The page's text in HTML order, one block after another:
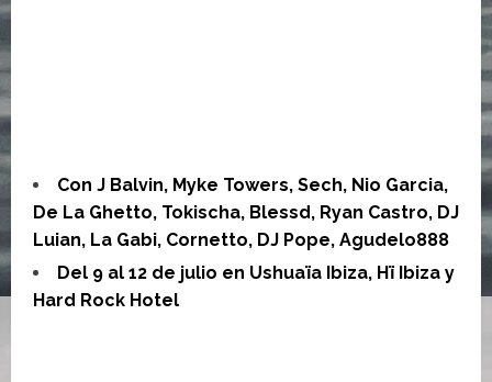
Con J Balvin, Myke Towers, Sech, Nio Garcia,
De La Ghetto, Tokischa, Blessd, Ryan Castro, DJ
Luian, La Gabi, Cornetto, DJ Pope, Agudelo888
Del 9 al 12 de julio en Ushuaïa Ibiza, Hï Ibiza y
Hard Rock Hotel